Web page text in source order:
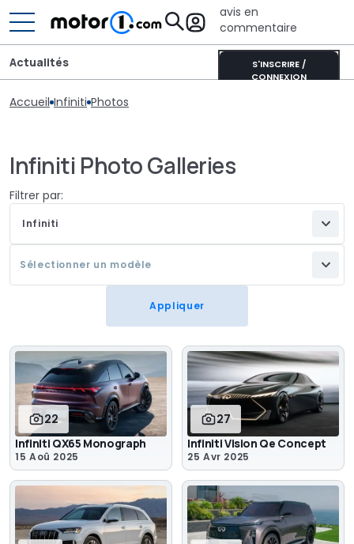
avis en
commentaire
S'INSCRIRE /
CONNEXION
Actualités
Accueil Infiniti Photos
Infiniti Photo Galleries
Filtrer par:
Infiniti
Sélectionner un modèle
22
Infiniti QX65 Monograph
15 Aoû 2025
27
Infiniti Vision Qe Concept
25 Avr 2025